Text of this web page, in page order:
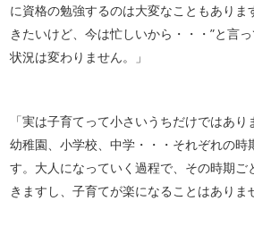
に資格の勉強するのは大変なこともありま
きたいけど、今は忙しいから・・・”と言
状況は変わりません。」
「実は子育てって小さいうちだけではあり
幼稚園、小学校、中学・・・それぞれの時
す。大人になっていく過程で、その時期ご
きますし、子育てが楽になることはありま